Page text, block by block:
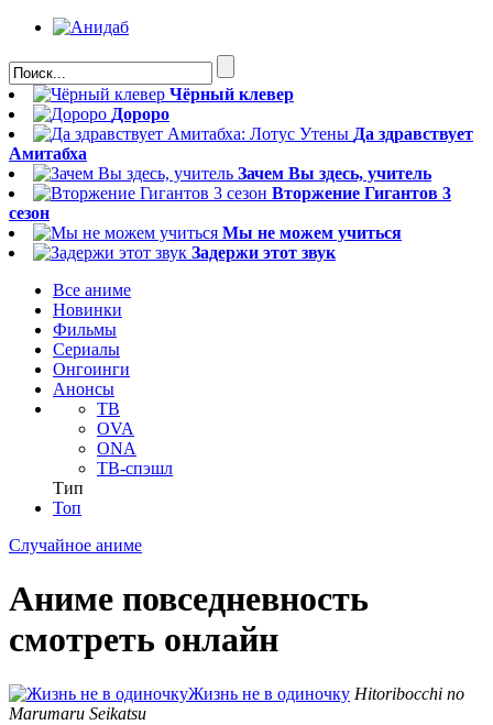
Чёрный клевер
Дороро
Да здравствует
Амитабха
Зачем Вы здесь, учитель
Вторжение Гигантов 3
сезон
Мы не можем учиться
Задержи этот звук
Все аниме
Новинки
Фильмы
Сериалы
Онгоинги
Анонсы
ТВ
OVA
ONA
ТВ-спэшл
Тип
Топ
Случайное аниме
Аниме повседневность
смотреть онлайн
Жизнь не в одиночку Hitoribocchi no
Marumaru Seikatsu